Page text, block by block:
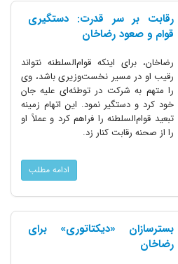
رقابت بر سر قدرت: دستگیری
قوام و صعود رضاخان
رضاخان، برای اینکه قوام‌السلطنه نتواند
رقیب او در مسیر نخست‌وزیری باشد، وی
را متهم به شرکت در توطئه‌ای علیه جان
خود کرد و دستگیر نمود. این اتهام زمینه
تبعید قوام‌السلطنه را فراهم کرد و عملاً او
را از صحنه رقابت کنار زد.
ادامه مطلب
بسترسازان «دیکتاتوری» برای
رضاخان